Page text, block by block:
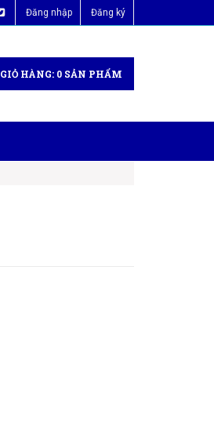
Đăng nhập Đăng ký
GIỎ HÀNG: 0 SẢN PHẨM